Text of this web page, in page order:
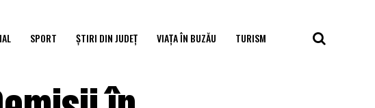
SPORT ȘTIRI DIN JUDEȚ VIAȚA ÎN BUZĂU TURISM